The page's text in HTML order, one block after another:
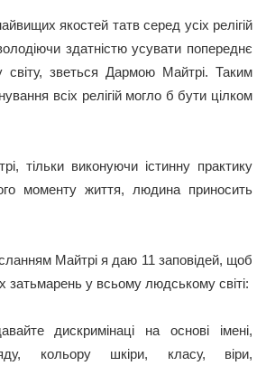
якостей татв серед усіх релігій
здатністю усувати попереднє
світу, зветься Дармою Майтрі. Таким
всіх релігій могло б бути цілком
тільки виконуючи істинну практику
моменту життя, людина приносить
Майтрі я даю 11 заповідей, щоб
затьмарень у всьому людському світі:
дискримінаці на основі імені,
кольору шкіри, класу, віри,